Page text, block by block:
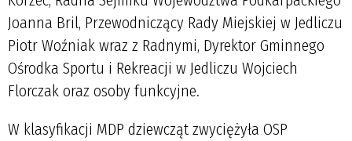
Joanna Bril, Przewodniczący Rady Miejskiej w Jedliczu
Piotr Woźniak wraz z Radnymi, Dyrektor Gminnego
Ośrodka Sportu i Rekreacji w Jedliczu Wojciech
Florczak oraz osoby funkcyjne.
W klasyfikacji MDP dziewcząt zwyciężyła OSP